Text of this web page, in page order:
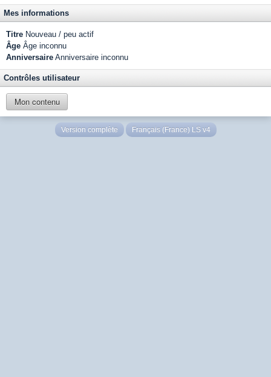
Mes informations
Titre Nouveau / peu actif
Âge Âge inconnu
Anniversaire Anniversaire inconnu
Contrôles utilisateur
Mon contenu
Version complète Français (France) LS v4